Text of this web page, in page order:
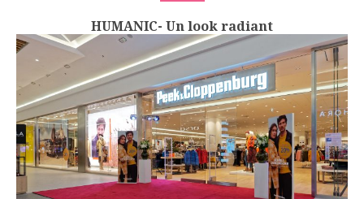
HUMANIC- Un look radiant